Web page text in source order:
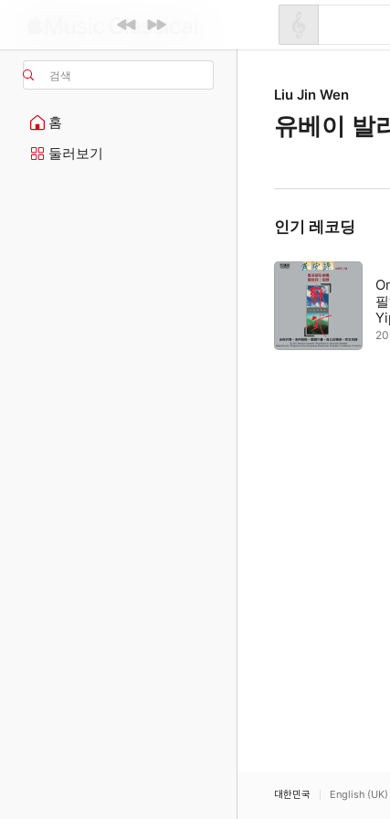
검색
홈
둘러보기
Liu Jin Wen
유베이 발
인기 레코딩
대한민국 English (UK)